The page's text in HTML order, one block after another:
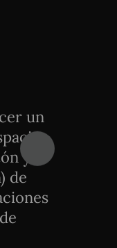
un
y
de